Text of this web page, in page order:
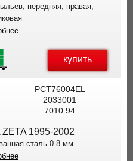
передняя, правая,
купить
PCT76004EL
2033001
7010 94
ZETA1995-2002
сталь 0.8 мм